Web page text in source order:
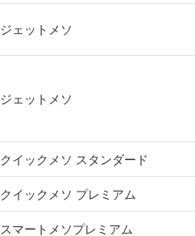
ジェットメソ
ジェットメソ
クイックメソ スタンダード
クイックメソ プレミアム
スマートメソプレミアム